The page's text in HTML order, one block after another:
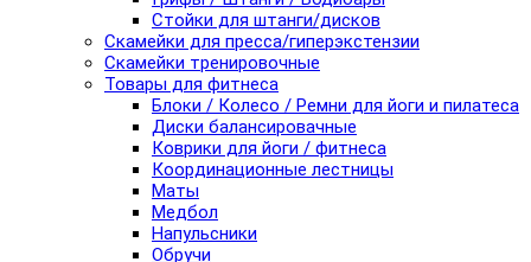
Стойки для штанги/дисков
Скамейки для пресса/гиперэкстензии
Скамейки тренировочные
Товары для фитнеса
Блоки / Колесо / Ремни для йоги и пилатеса
Диски балансировачные
Коврики для йоги / фитнеса
Координационные лестницы
Маты
Медбол
Напульсники
Обручи